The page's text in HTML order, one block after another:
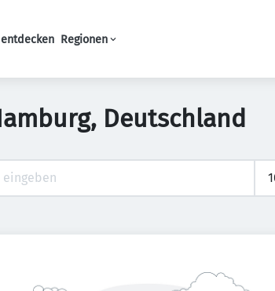
Regionen
Deutschland